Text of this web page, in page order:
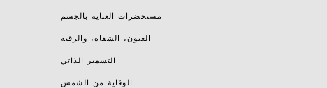
مستحضرات العناية بالجسم
العيون، الشفاه، والرقبة
التسمير الذاتي
الوقاية من الشمس